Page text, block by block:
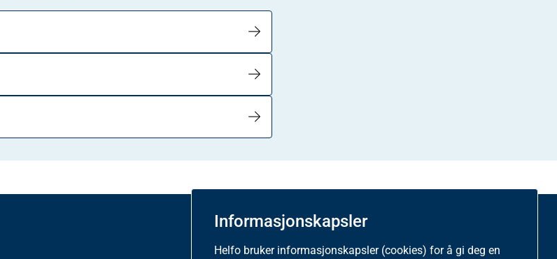
Informasjonskapsler
Helfo bruker informasjonskapsler (cookies) for å gi deg en
Om nettstedet